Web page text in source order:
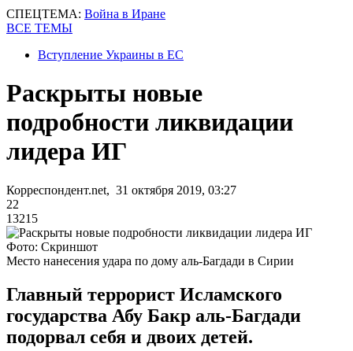
СПЕЦТЕМА: Война в Иране
ВСЕ ТЕМЫ
Вступление Украины в ЕС
Раскрыты новые
подробности ликвидации
лидера ИГ
Корреспондент.net, 31 октября 2019, 03:27
22
13215
Фото: Скриншот
Место нанесения удара по дому аль-Багдади в Сирии
Главный террорист Исламского
государства Абу Бакр аль-Багдади
подорвал себя и двоих детей.